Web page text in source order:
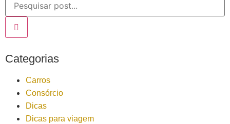
Categorias
Carros
Consórcio
Dicas
Dicas para viagem